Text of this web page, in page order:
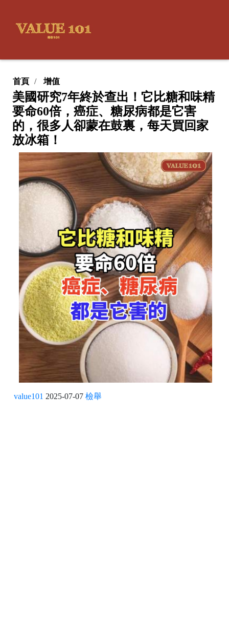
首頁 增值
美國研究7年終於查出！它比糖和味精
要命60倍，癌症、糖尿病都是它害
的，很多人卻蒙在鼓裏，每天買回家
放冰箱！
value101 2025-07-07 檢舉